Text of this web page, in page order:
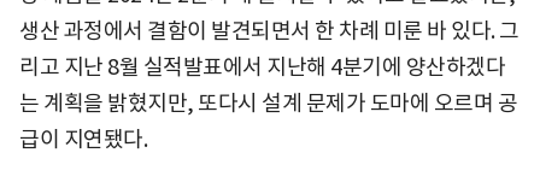
생산 과정에서 결함이 발견되면서 한 차례 미룬 바 있다. 그
리고 지난 8월 실적발표에서 지난해 4분기에 양산하겠다
는 계획을 밝혔지만, 또다시 설계 문제가 도마에 오르며 공
급이 지연됐다.